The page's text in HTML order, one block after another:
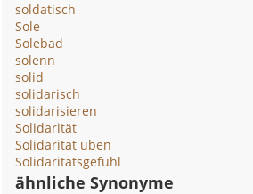
soldatisch
Sole
Solebad
solenn
solid
solidarisch
solidarisieren
Solidarität
Solidarität üben
Solidaritätsgefühl
ähnliche Synonyme